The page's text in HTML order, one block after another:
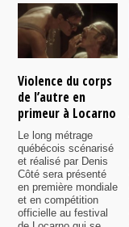
Violence du corps
de l’autre en
primeur à Locarno
Le long métrage
québécois scénarisé
et réalisé par Denis
Côté sera présenté
en première mondiale
et en compétition
officielle au festival